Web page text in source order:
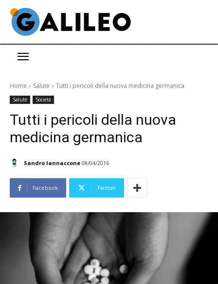
Home Salute Tutti i pericoli della nuova medicina germanica
Salute Società
Tutti i pericoli della nuova
medicina germanica
Sandro Iannaccone 08/04/2016
Facebook Twitter